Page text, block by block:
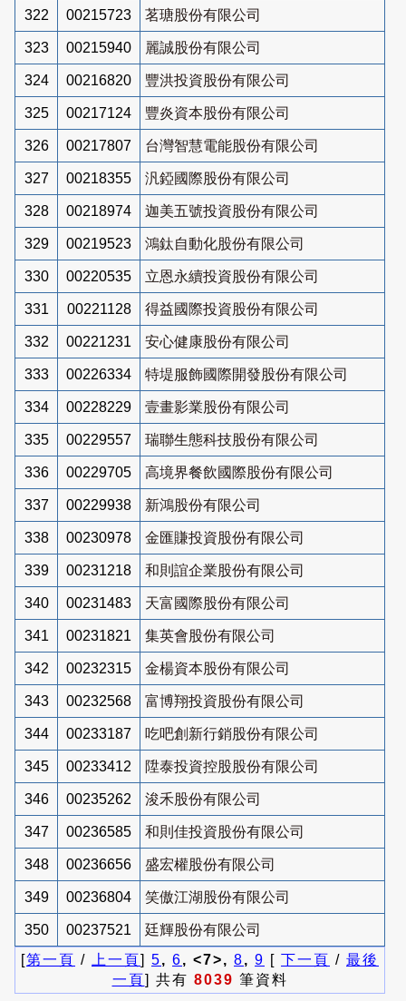
322 00215723 茗瑭股份有限公司
323 00215940 麗誠股份有限公司
324 00216820 豐洪投資股份有限公司
325 00217124 豐炎資本股份有限公司
326 00217807 台灣智慧電能股份有限公司
327 00218355 汎錏國際股份有限公司
328 00218974 迦美五號投資股份有限公司
329 00219523 鴻鈦自動化股份有限公司
330 00220535 立恩永續投資股份有限公司
331 00221128 得益國際投資股份有限公司
332 00221231 安心健康股份有限公司
333 00226334 特堤服飾國際開發股份有限公司
334 00228229 壹畫影業股份有限公司
335 00229557 瑞聯生態科技股份有限公司
336 00229705 高境界餐飲國際股份有限公司
337 00229938 新鴻股份有限公司
338 00230978 金匯賺投資股份有限公司
339 00231218 和則誼企業股份有限公司
340 00231483 天富國際股份有限公司
341 00231821 集英會股份有限公司
342 00232315 金楊資本股份有限公司
343 00232568 富博翔投資股份有限公司
344 00233187 吃吧創新行銷股份有限公司
345 00233412 陞泰投資控股股份有限公司
346 00235262 浚禾股份有限公司
347 00236585 和則佳投資股份有限公司
348 00236656 盛宏權股份有限公司
349 00236804 笑傲江湖股份有限公司
350 00237521
廷輝股份有限公司
[第一頁 / 上一頁] 5, 6, <7>, 8, 9 [ 下一頁 / 最後
一頁] 共有 8039 筆資料